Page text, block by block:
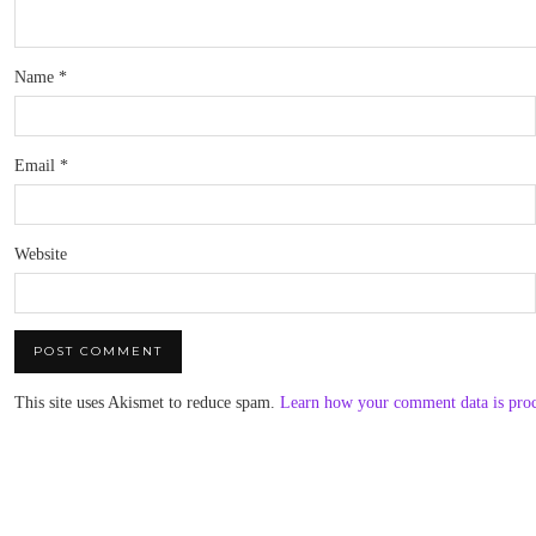
Name *
Email *
Website
This site uses Akismet to reduce spam. Learn how your comment data is